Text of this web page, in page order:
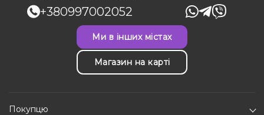
+380997002052
Ми в інших містах
Магазин на карті
Покупцю